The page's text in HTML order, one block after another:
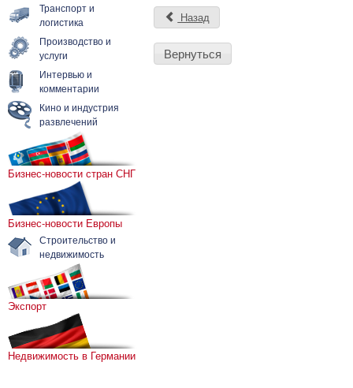
Транспорт и
логистика
Производство и
услуги
Интервью и
комментарии
Кино и индустрия
развлечений
Бизнес-новости стран СНГ
Бизнес-новости Европы
Строительство и
недвижимость
Экспорт
Недвижимость в Германии
Назад
Вернуться